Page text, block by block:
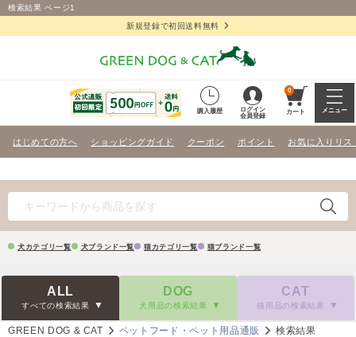
検索結果 ページ1
新規登録で初回送料無料
購入履歴
ログイン
会員登録
0
カート メニュー
はじめての方へ ショッピングガイド クーポン ポイント お気に入りリス
犬カテゴリ一覧 犬ブランド一覧 猫カテゴリ一覧 猫ブランド一覧
ALL
すべての検索結果
DOG
犬用品の検索結果
CAT
猫用品の検索結果
GREEN DOG & CAT ペットフード・ペット用品通販 検索結果